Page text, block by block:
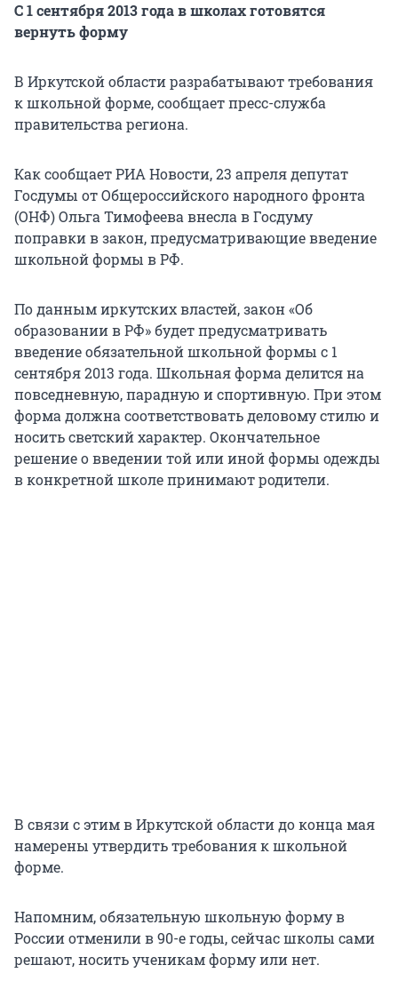
С 1 сентября 2013 года в школах готовятся
вернуть форму
В Иркутской области разрабатывают требования
к школьной форме, сообщает пресс-служба
правительства региона.
Как сообщает РИА Новости, 23 апреля депутат
Госдумы от Общероссийского народного фронта
(ОНФ) Ольга Тимофеева внесла в Госдуму
поправки в закон, предусматривающие введение
школьной формы в РФ.
По данным иркутских властей, закон «Об
образовании в РФ» будет предусматривать
введение обязательной школьной формы с 1
сентября 2013 года. Школьная форма делится на
повседневную, парадную и спортивную. При этом
форма должна соответствовать деловому стилю и
носить светский характер. Окончательное
решение о введении той или иной формы одежды
в конкретной школе принимают родители.
В связи с этим в Иркутской области до конца мая
намерены утвердить требования к школьной
форме.
Напомним, обязательную школьную форму в
России отменили в 90-е годы, сейчас школы сами
решают, носить ученикам форму или нет.